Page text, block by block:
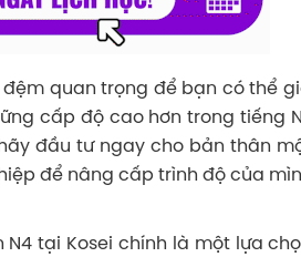
đệm quan trọng để bạn có thể
cấp độ cao hơn trong tiếng
đầu tư ngay cho bản thân
để nâng cấp trình độ của
N4 tại Kosei chính là một lựa